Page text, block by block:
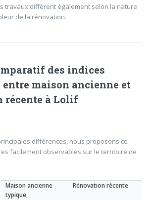
travaux diffèrent également selon la nature
de la rénovation.
des indices
maison ancienne et
récente à Lolif
différences, nous proposons ce
facilement observables sur le territoire de
Maison ancienne
typique
Rénovation récente